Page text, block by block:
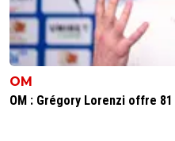
OM
OM : Grégory Lorenzi offre